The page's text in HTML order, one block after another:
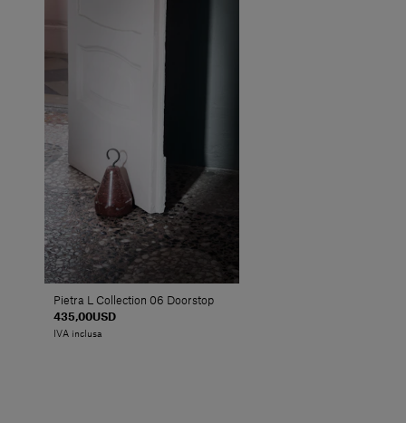
Pietra L Collection 06 Doorstop
435,00USD
IVA inclusa